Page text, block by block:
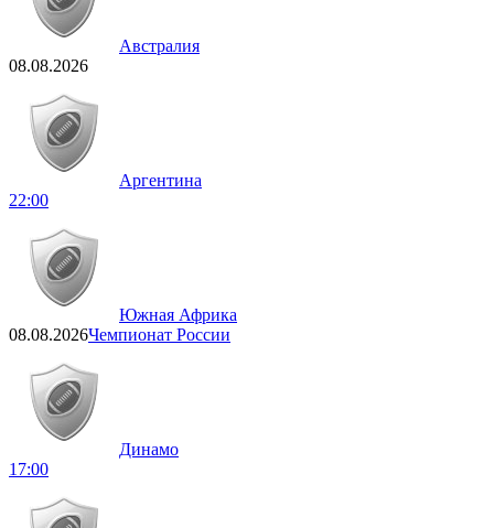
Австралия
08.08.2026
Аргентина
22:00
Южная Африка
08.08.2026Чемпионат России
Динамо
17:00